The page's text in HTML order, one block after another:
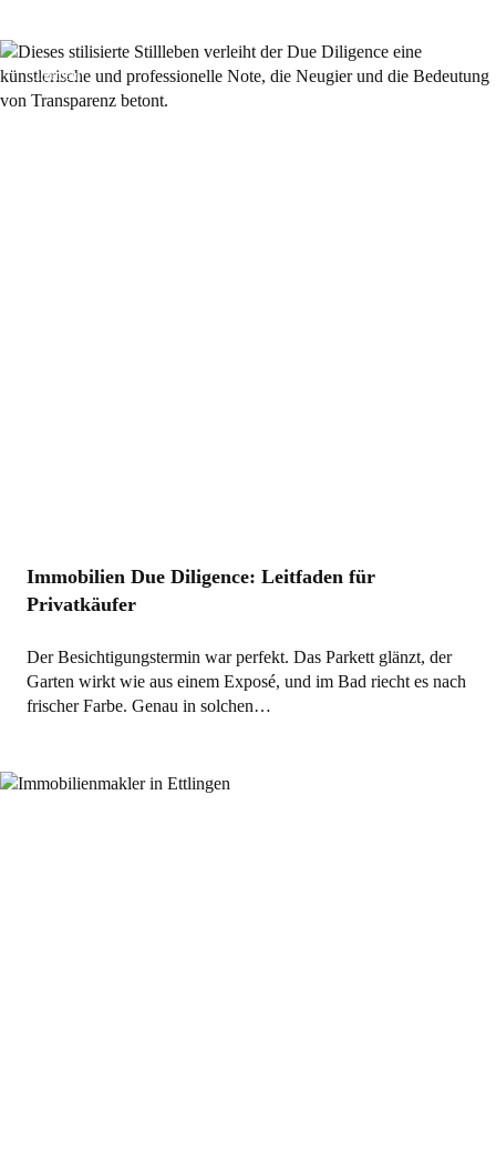
Allgemein
Immobilien Due Diligence: Leitfaden für
Privatkäufer
Der Besichtigungstermin war perfekt. Das Parkett glänzt, der
Garten wirkt wie aus einem Exposé, und im Bad riecht es nach
frischer Farbe. Genau in solchen…